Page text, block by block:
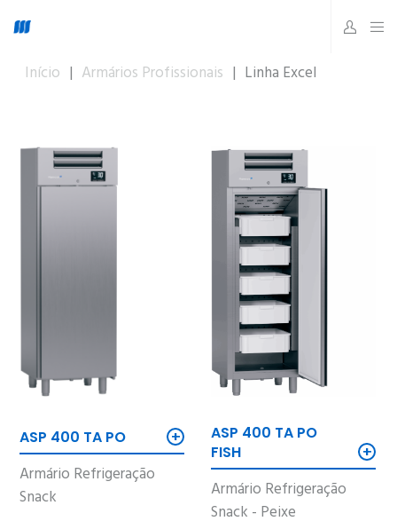
Início | Armários Profissionais | Linha Excel
ASP 400 TA PO +
Armário Refrigeração
Snack
ASP 400 TA PO
FISH
+
Armário Refrigeração
Snack - Peixe